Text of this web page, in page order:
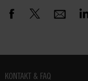
Fußbereich
KONTAKT & FAQ